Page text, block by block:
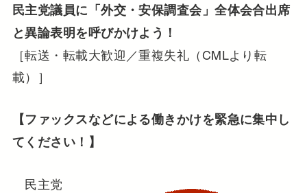
民主党議員に「外交・安保調査会」全体会合出席
と異論表明を呼びかけよう！
［転送・転載大歓迎／重複失礼（CMLより転
載）］
【ファックスなどによる働きかけを緊急に集中し
てください！】
民主党